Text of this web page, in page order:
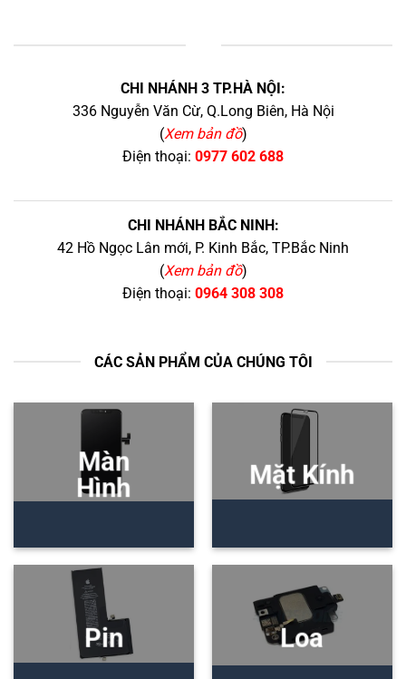
CHI NHÁNH 3 TP.HÀ NỘI:
336 Nguyễn Văn Cừ, Q.Long Biên, Hà Nội
(Xem bản đồ)
Điện thoại: 0977 602 688
CHI NHÁNH BẮC NINH:
42 Hồ Ngọc Lân mới, P. Kinh Bắc, TP.Bắc Ninh
(Xem bản đồ)
Điện thoại: 0964 308 308
CÁC SẢN PHẨM CỦA CHÚNG TÔI
Màn
Hình
Mặt Kính
Pin Loa